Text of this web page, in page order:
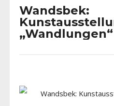
Wandsbek:
„Wandlungen“